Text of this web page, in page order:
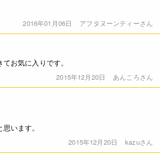
2016年01月06日 アフタヌーンティーさん
お気に入りです。
2015年12月20日 あんころさん
います。
2015年12月20日 kazuさん